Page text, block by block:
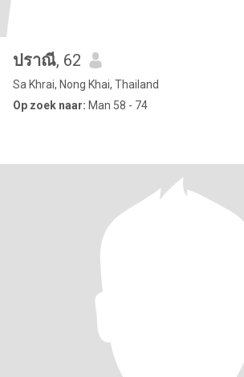
ปราณี, 62
Sa Khrai, Nong Khai, Thailand
Op zoek naar: Man 58 - 74